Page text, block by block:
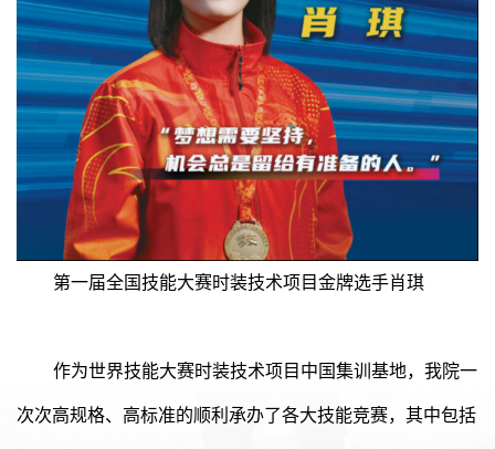
第一届全国技能大赛时装技术项目金牌选手肖琪
作为世界技能大赛时装技术项目中国集训基地，我院一
次次高规格、高标准的顺利承办了各大技能竞赛，其中包括